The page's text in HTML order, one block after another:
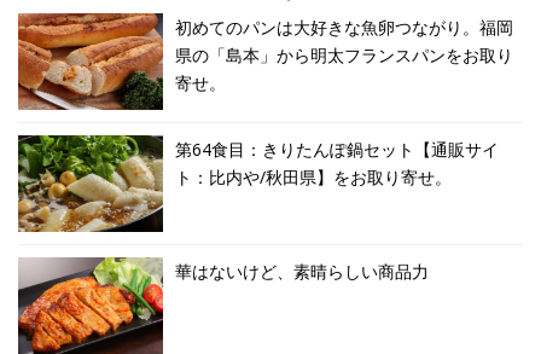
初めてのパンは大好きな魚卵つながり。福岡
県の「島本」から明太フランスパンをお取り
寄せ。
第64食目：きりたんぽ鍋セット【通販サイ
ト：比内や/秋田県】をお取り寄せ。
華はないけど、素晴らしい商品力